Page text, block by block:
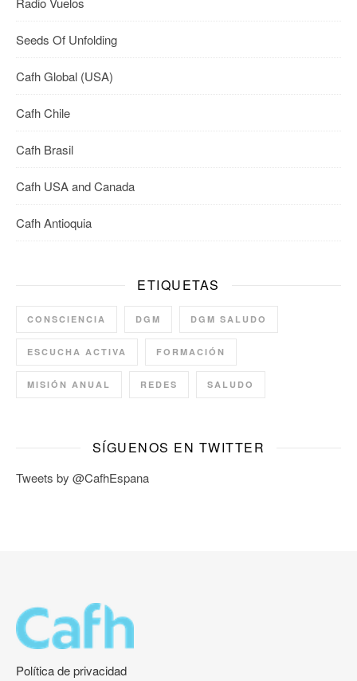
Seeds Of Unfolding
Cafh Global (USA)
Cafh Chile
Cafh Brasil
Cafh USA and Canada
Cafh Antioquia
ETIQUETAS
CONSCIENCIA DGM DGM SALUDO
ESCUCHA ACTIVA FORMACIÓN
MISIÓN ANUAL REDES SALUDO
SÍGUENOS EN TWITTER
Tweets by @CafhEspana
Política de privacidad